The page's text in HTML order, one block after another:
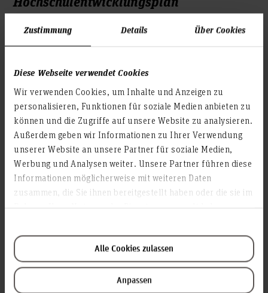
Zustimmung Details Über Cookies
Diese Webseite verwendet Cookies
Wir verwenden Cookies, um Inhalte und Anzeigen zu
personalisieren, Funktionen für soziale Medien anbieten zu
können und die Zugriffe auf unsere Website zu analysieren.
Außerdem geben wir Informationen zu Ihrer Verwendung
unserer Website an unsere Partner für soziale Medien,
Werbung und Analysen weiter. Unsere Partner führen diese
Informationen möglicherweise mit weiteren Daten
zusammen, die Sie ihnen bereitgestellt haben oder die sie im
Alle Cookies zulassen
Anpassen
Weiterlesen
Nachhaltigkeit
Weiterlesen
Umweltleitlinie
Weiterlesen